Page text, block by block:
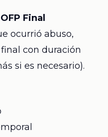
Final
ocurrió abuso,
con duración
si es necesario).